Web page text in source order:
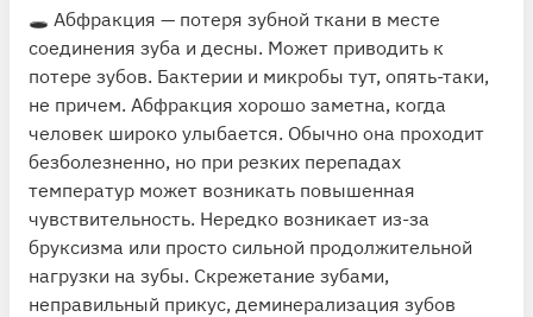
🕳 Абфракция — потеря зубной ткани в месте
соединения зуба и десны. Может приводить к
потере зубов. Бактерии и микробы тут, опять-таки,
не причем. Абфракция хорошо заметна, когда
человек широко улыбается. Обычно она проходит
безболезненно, но при резких перепадах
температур может возникать повышенная
чувствительность. Нередко возникает из-за
бруксизма или просто сильной продолжительной
нагрузки на зубы. Скрежетание зубами,
неправильный прикус, деминерализация зубов